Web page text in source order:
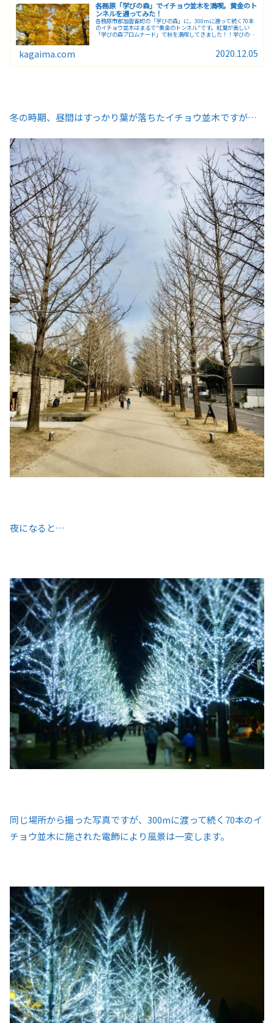
各務原「学びの森」でイチョウ並木を満喫。黄金のト
ンネルを通ってみた！
各務原市那加雲雀町の「学びの森」に、300mに渡って続く70本
のイチョウ並木はまるで"黄金のトンネル"です。紅葉が美しい
「学びの森プロムナード」で秋を満喫してきました！！学びの森
kagaima.com 2020.12.05
冬の時期、昼間はすっかり葉が落ちたイチョウ並木ですが…
夜になると…
同じ場所から撮った写真ですが、300mに渡って続く70本のイ
チョウ並木に施された電飾により風景は一変します。